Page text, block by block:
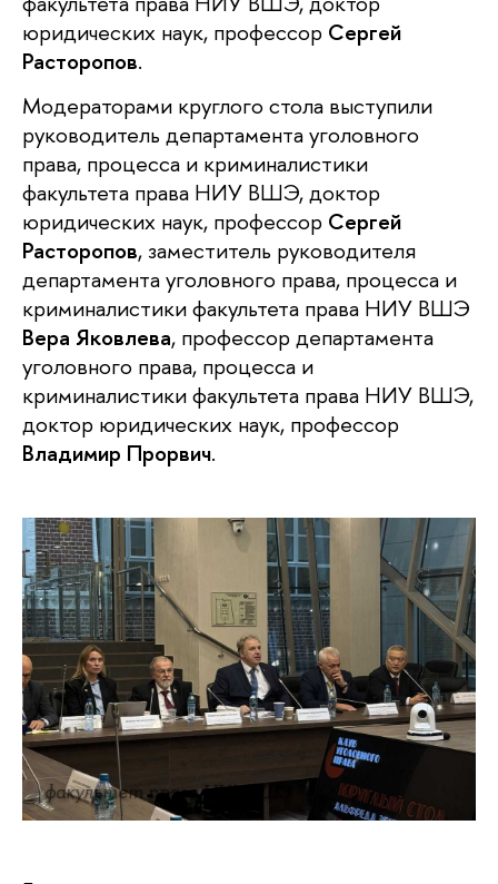
юридических наук, профессор Сергей
Расторопов.
Модераторами круглого стола выступили
руководитель департамента уголовного
права, процесса и криминалистики
факультета права НИУ ВШЭ, доктор
юридических наук, профессор Сергей
Расторопов, заместитель руководителя
департамента уголовного права, процесса и
криминалистики факультета права НИУ ВШЭ
Вера Яковлева, профессор департамента
уголовного права, процесса и
криминалистики факультета права НИУ ВШЭ,
доктор юридических наук, профессор
Владимир Прорвич.
факультет права НИУ ВШЭ